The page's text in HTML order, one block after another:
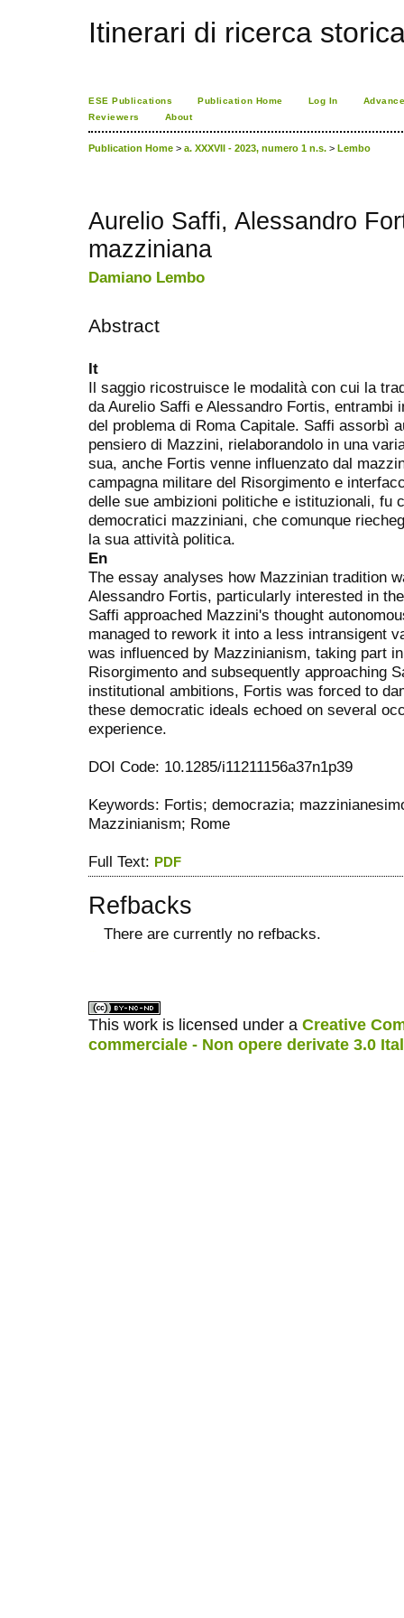
Itinerari di ricerca
ESE Publications Publication Home Log In
Reviewers
About
Publication Home > a. XXXVII - 2023, numero 1 n.s. > Lembo
Aurelio Saffi, Alessandro
mazziniana
Damiano Lembo
Abstract
It
Il saggio ricostruisce le modalità con cui la
da Aurelio Saffi e Alessandro Fortis,
del problema di Roma Capitale. Saffi assorbì
pensiero di Mazzini, rielaborandolo in una
sua, anche Fortis venne influenzato dal
campagna militare del Risorgimento e
delle sue ambizioni politiche e istituzionali, fu
democratici mazziniani, che comunque
la sua attività politica.
En
The essay analyses how Mazzinian tradition
Alessandro Fortis, particularly interested in
Saffi approached Mazzini's thought
managed to rework it into a less intransigent
was influenced by Mazzinianism, taking part
Risorgimento and subsequently approaching
institutional ambitions, Fortis was forced to
these democratic ideals echoed on several
experience.
DOI Code: 10.1285/i11211156a37n1p39
Keywords: Fortis; democrazia;
Mazzinianism; Rome
Full Text: PDF
Refbacks
There are currently no refbacks.
This work is licensed under a Creative
commerciale - Non opere derivate 3.0